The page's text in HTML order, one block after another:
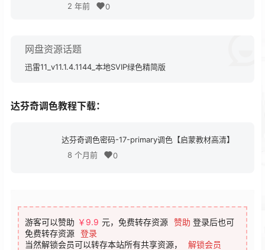
2 年前
0
网盘资源话题
迅雷11_v11.1.4.1144_本地SVIP绿色精简版
达芬奇调色教程下载：
达芬奇调色密码-17-primary调色【启蒙教材高清】
8 个月前
0
游客可以赞助 ￥9.9 元，免费转存资源 赞助 登录后也可
免费转存资源 登录
当然解锁会员可以转存本站所有共享资源，
解锁会员